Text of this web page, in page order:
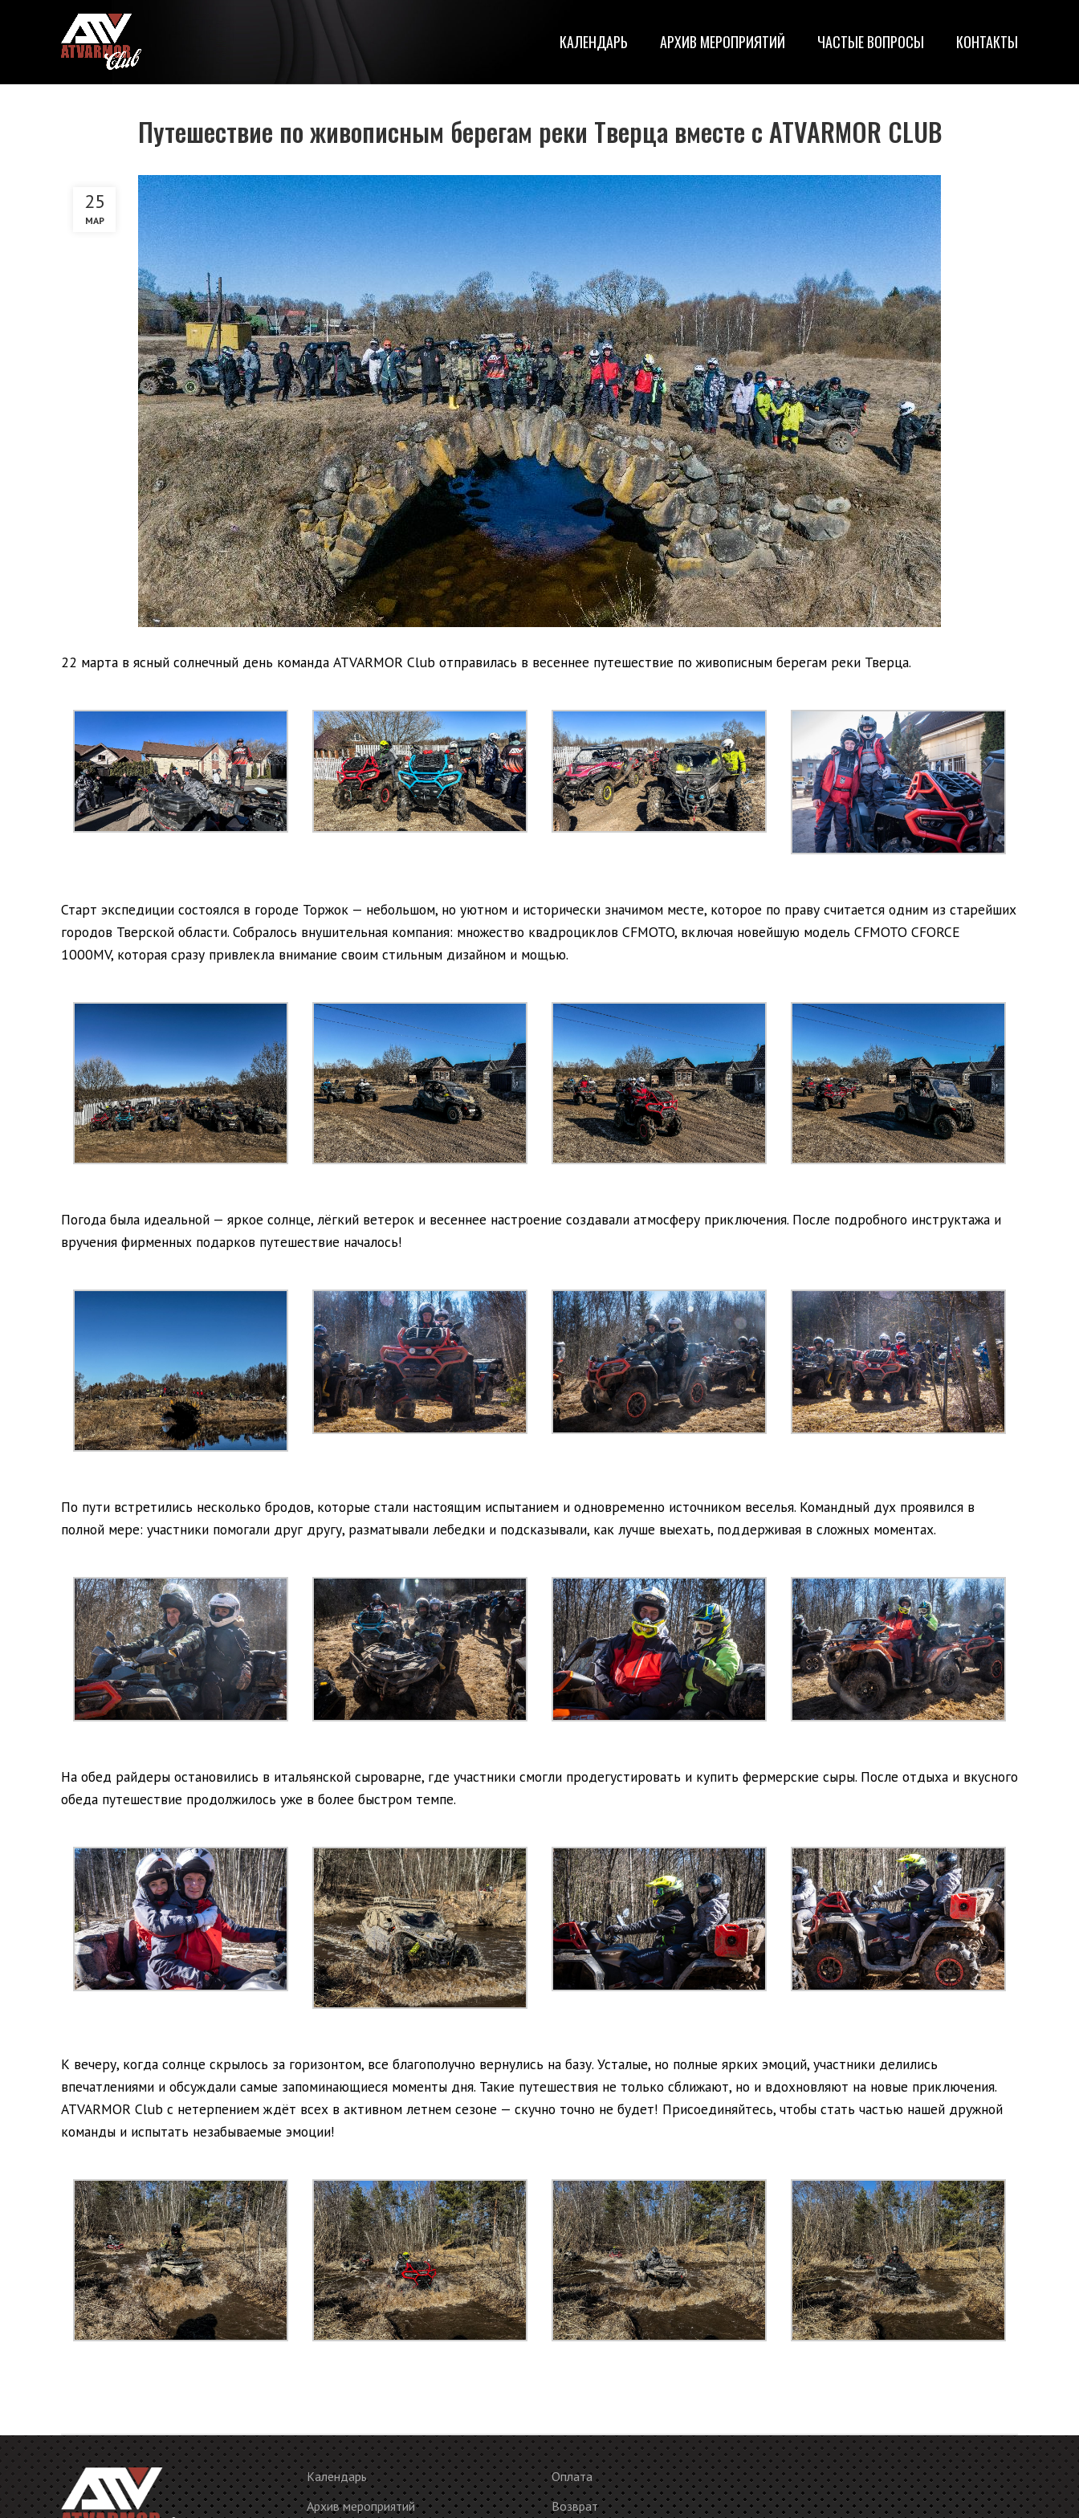
КАЛЕНДАРЬ АРХИВ МЕРОПРИЯТИЙ ЧАСТЫЕ ВОПРОСЫ КОНТАКТЫ
Путешествие по живописным берегам реки Тверца вместе с ATVARMOR CLUB
25
МАР
22 марта в ясный солнечный день команда ATVARMOR Club отправилась в весеннее путешествие по живописным берегам реки Тверца.
Старт экспедиции состоялся в городе Торжок — небольшом, но уютном и исторически значимом месте, которое по праву считается одним из старейших
городов Тверской области. Собралось внушительная компания: множество квадроциклов CFMOTO, включая новейшую модель CFMOTO CFORCE
1000MV, которая сразу привлекла внимание своим стильным дизайном и мощью.
Погода была идеальной — яркое солнце, лёгкий ветерок и весеннее настроение создавали атмосферу приключения. После подробного инструктажа и
вручения фирменных подарков путешествие началось!
По пути встретились несколько бродов, которые стали настоящим испытанием и одновременно источником веселья. Командный дух проявился в
полной мере: участники помогали друг другу, разматывали лебедки и подсказывали, как лучше выехать, поддерживая в сложных моментах.
На обед райдеры остановились в итальянской сыроварне, где участники смогли продегустировать и купить фермерские сыры. После отдыха и вкусного
обеда путешествие продолжилось уже в более быстром темпе.
К вечеру, когда солнце скрылось за горизонтом, все благополучно вернулись на базу. Усталые, но полные ярких эмоций, участники делились
впечатлениями и обсуждали самые запоминающиеся моменты дня. Такие путешествия не только сближают, но и вдохновляют на новые приключения.
ATVARMOR Club с нетерпением ждёт всех в активном летнем сезоне — скучно точно не будет! Присоединяйтесь, чтобы стать частью нашей дружной
команды и испытать незабываемые эмоции!
Календарь
Архив мероприятий
Оплата
Возврат